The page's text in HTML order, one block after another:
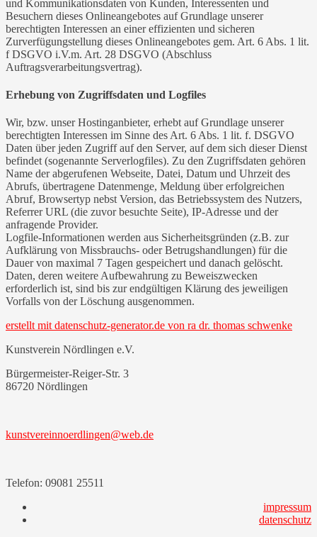
und Kommunikationsdaten von Kunden, Interessenten und
Besuchern dieses Onlineangebotes auf Grundlage unserer
berechtigten Interessen an einer effizienten und sicheren
Zurverfügungstellung dieses Onlineangebotes gem. Art. 6 Abs. 1 lit.
f DSGVO i.V.m. Art. 28 DSGVO (Abschluss
Auftragsverarbeitungsvertrag).
Erhebung von Zugriffsdaten und Logfiles
Wir, bzw. unser Hostinganbieter, erhebt auf Grundlage unserer
berechtigten Interessen im Sinne des Art. 6 Abs. 1 lit. f. DSGVO
Daten über jeden Zugriff auf den Server, auf dem sich dieser Dienst
befindet (sogenannte Serverlogfiles). Zu den Zugriffsdaten gehören
Name der abgerufenen Webseite, Datei, Datum und Uhrzeit des
Abrufs, übertragene Datenmenge, Meldung über erfolgreichen
Abruf, Browsertyp nebst Version, das Betriebssystem des Nutzers,
Referrer URL (die zuvor besuchte Seite), IP-Adresse und der
anfragende Provider.
Logfile-Informationen werden aus Sicherheitsgründen (z.B. zur
Aufklärung von Missbrauchs- oder Betrugshandlungen) für die
Dauer von maximal 7 Tagen gespeichert und danach gelöscht.
Daten, deren weitere Aufbewahrung zu Beweiszwecken
erforderlich ist, sind bis zur endgültigen Klärung des jeweiligen
Vorfalls von der Löschung ausgenommen.
erstellt mit datenschutz-generator.de von ra dr. thomas schwenke
Kunstverein Nördlingen e.V.
Bürgermeister-Reiger-Str. 3
86720 Nördlingen
kunstvereinnoerdlingen@web.de
Telefon: 09081 25511
impressum
datenschutz